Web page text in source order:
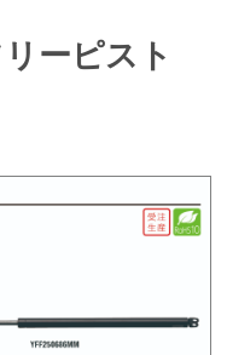
ーピスト